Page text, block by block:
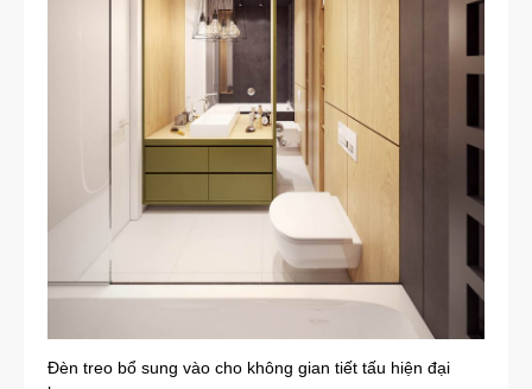
Đèn treo bổ sung vào cho không gian tiết tấu hiện đại